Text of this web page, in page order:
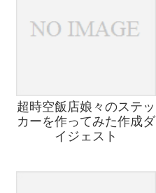
超時空飯店娘々のステッ
カーを作ってみた作成ダ
イジェスト